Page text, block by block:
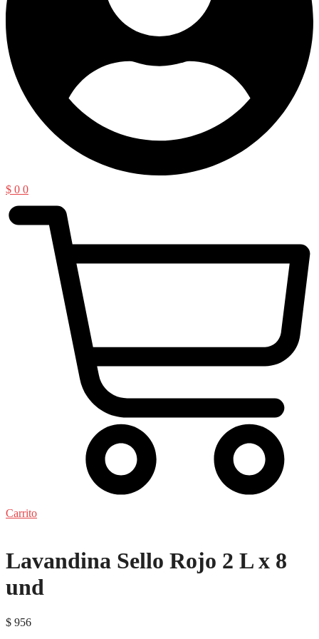
$ 0 0
Carrito
Lavandina Sello Rojo 2 L x 8
und
$ 956